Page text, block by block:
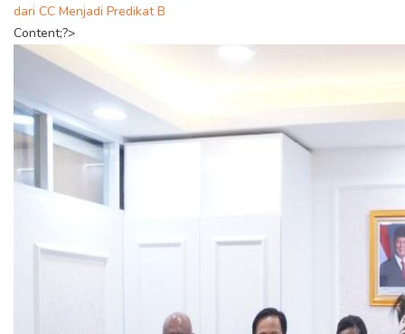
dari CC Menjadi Predikat B
Content;?>